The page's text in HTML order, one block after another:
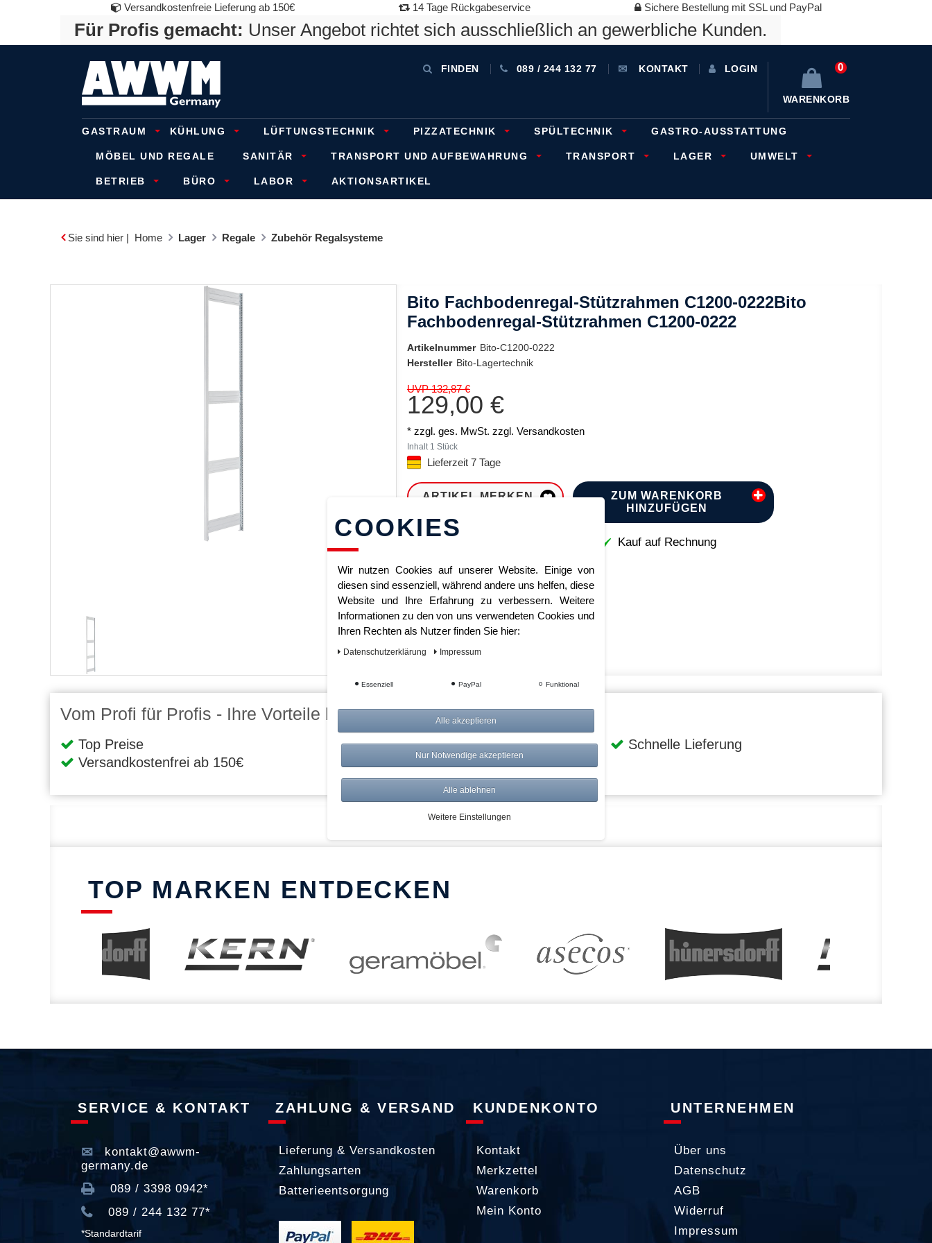
Versandkostenfreie Lieferung ab 150€ 14 Tage Rückgabeservice Sichere Bestellung mit SSL und PayPal
Für Profis gemacht: Unser Angebot richtet sich ausschließlich an gewerbliche Kunden.
FINDEN 089 / 244 132 77 KONTAKT LOGIN 0
WARENKORB
GASTRAUM KÜHLUNG LÜFTUNGSTECHNIK PIZZATECHNIK SPÜLTECHNIK GASTRO-AUSSTATTUNG
MÖBEL UND REGALE SANITÄR TRANSPORT UND AUFBEWAHRUNG TRANSPORT LAGER UMWELT
BETRIEB BÜRO LABOR AKTIONSARTIKEL
Sie sind hier | Home Lager Regale Zubehör Regalsysteme
Bito Fachbodenregal-Stützrahmen C1200-0222Bito
Fachbodenregal-Stützrahmen C1200-0222
Artikelnummer Bito-C1200-0222
Hersteller Bito-Lagertechnik
UVP 132,87 €
129,00 €
* zzgl. ges. MwSt. zzgl. Versandkosten
Inhalt 1 Stück
Lieferzeit 7 Tage
ARTIKEL MERKEN
ZUM WARENKORB
HINZUFÜGEN
Kauf auf Rechnung
Vom Profi für Profis - Ihre Vorteile bei AWWM:
Top Preise
Versandkostenfrei ab 150€
Risikolos: 14 Tage Rückgabe
Über 20.000 Artikel
Schnelle Lieferung
TOP MARKEN ENTDECKEN
SERVICE & KONTAKT
kontakt@awwm-
germany.de
089 / 3398 0942*
089 / 244 132 77*
*Standardtarif
ZAHLUNG & VERSAND
Lieferung & Versandkosten
Zahlungsarten
Batterieentsorgung
KUNDENKONTO
Kontakt
Merkzettel
Warenkorb
Mein Konto
UNTERNEHMEN
Über uns
Datenschutz
AGB
Widerruf
Impressum
COOKIES
Wir nutzen Cookies auf unserer Website. Einige von
diesen sind essenziell, während andere uns helfen, diese
Website und Ihre Erfahrung zu verbessern. Weitere
Informationen zu den von uns verwendeten Cookies und
Ihren Rechten als Nutzer finden Sie hier:
Daten­schutz­erklärung Impressum
Essenziell PayPal Funktional
Alle akzeptieren
Nur Notwendige akzeptieren
Alle ablehnen
Weitere Einstellungen